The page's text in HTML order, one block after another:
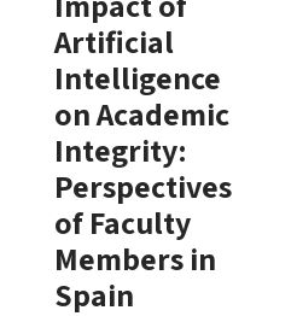
Artificial
Intelligence
on Academic
Integrity:
Perspectives
of Faculty
Members in
Spain